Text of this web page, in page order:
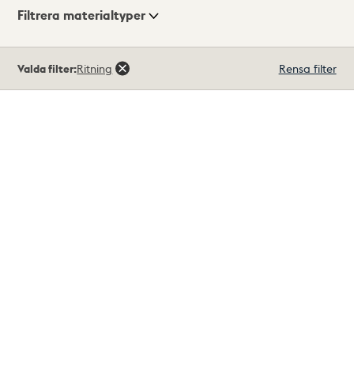
Visningsläge
Filtrera materialtyper
träffar
Valda filter:Ritning Rensa filter